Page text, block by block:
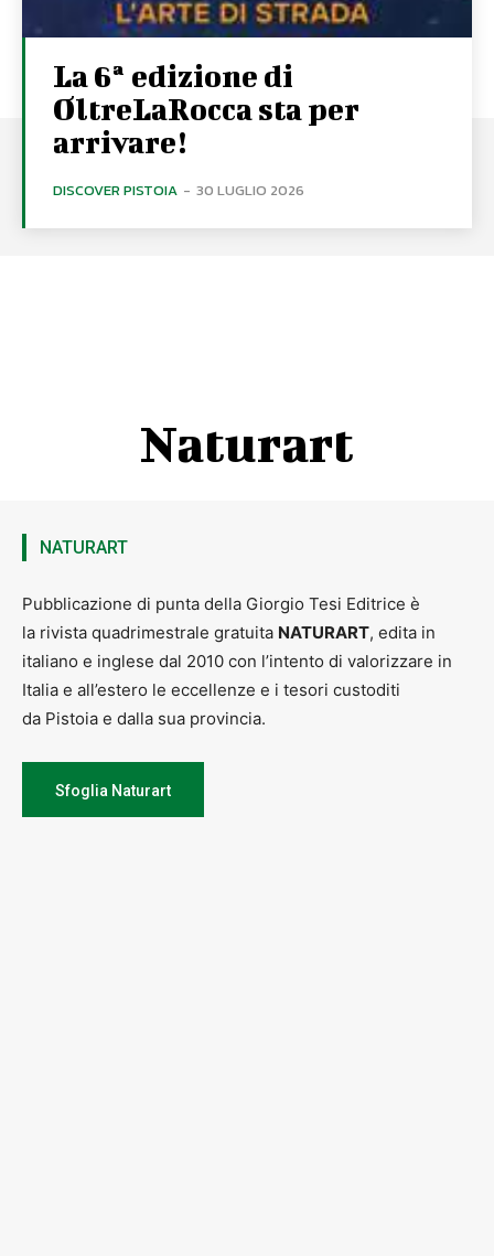
La 6ª edizione di
OltreLaRocca sta per
arrivare!
DISCOVER PISTOIA - 30 LUGLIO 2026
Naturart
NATURART
Pubblicazione di punta della Giorgio Tesi Editrice è
la rivista quadrimestrale gratuita NATURART, edita in
italiano e inglese dal 2010 con l’intento di valorizzare in
Italia e all’estero le eccellenze e i tesori custoditi
da Pistoia e dalla sua provincia.
Sfoglia Naturart